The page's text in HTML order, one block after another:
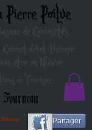
Pierre Poilue
de Curiosités
Partager
Métrop)
d'Art-thérapie
de Tourisme
être en Nièvre